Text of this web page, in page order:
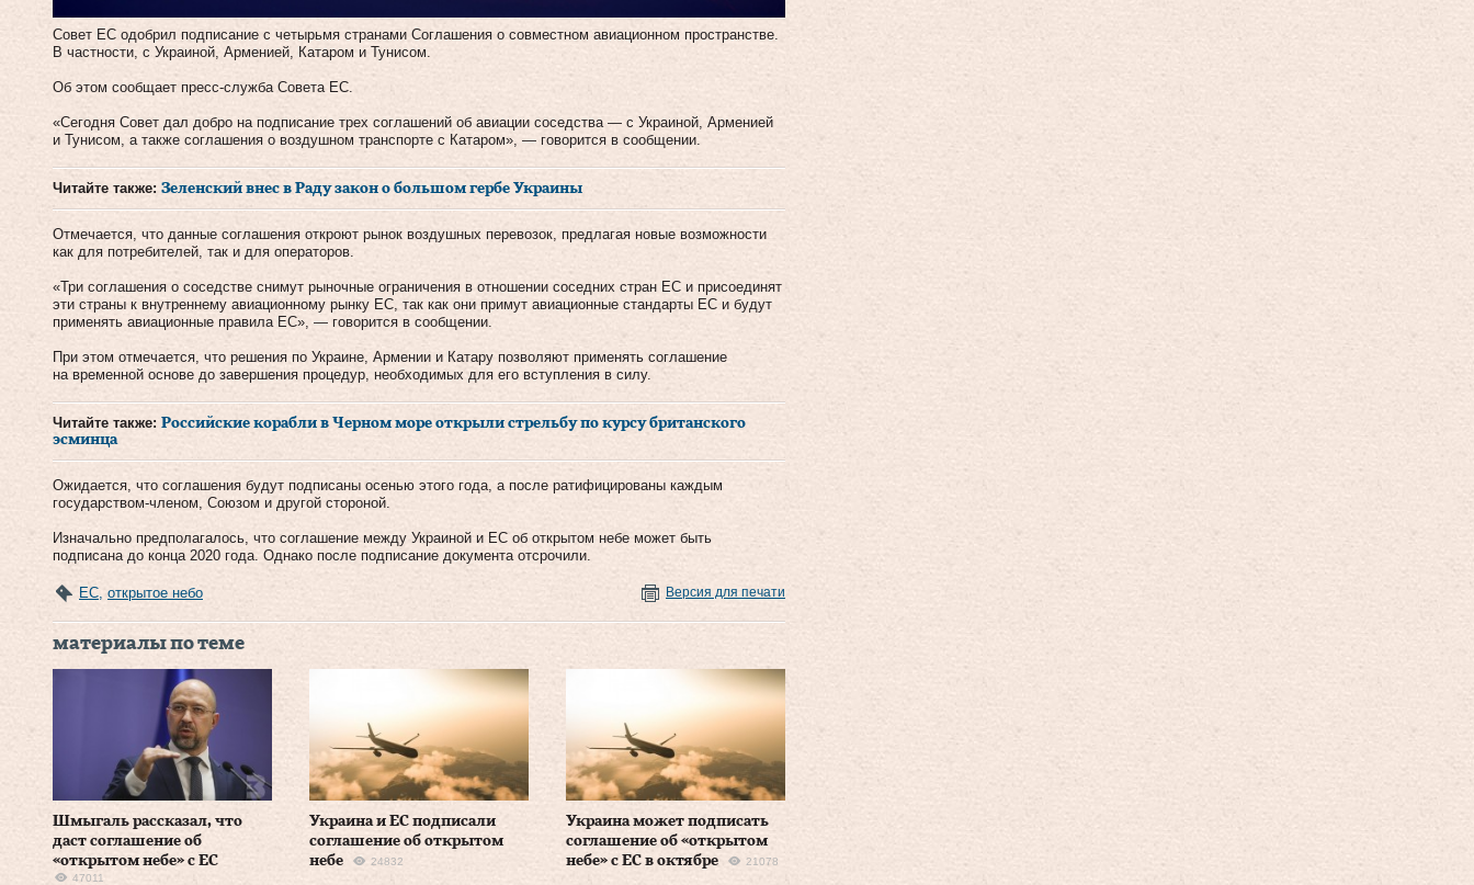
Совет ЕС одобрил подписание с четырьмя странами Соглашения о совместном авиационном пространстве.
В частности, с Украиной, Арменией, Катаром и Тунисом.
Об этом сообщает пресс-служба Совета ЕС.
«Сегодня Совет дал добро на подписание трех соглашений об авиации соседства — с Украиной, Арменией
и Тунисом, а также соглашения о воздушном транспорте с Катаром», — говорится в сообщении.
Читайте также: Зеленский внес в Раду закон о большом гербе Украины
Отмечается, что данные соглашения откроют рынок воздушных перевозок, предлагая новые возможности
как для потребителей, так и для операторов.
«Три соглашения о соседстве снимут рыночные ограничения в отношении соседних стран ЕС и присоединят
эти страны к внутреннему авиационному рынку ЕС, так как они примут авиационные стандарты ЕС и будут
применять авиационные правила ЕС», — говорится в сообщении.
При этом отмечается, что решения по Украине, Армении и Катару позволяют применять соглашение
на временной основе до завершения процедур, необходимых для его вступления в силу.
Читайте также: Российские корабли в Черном море открыли стрельбу по курсу британского
эсминца
Ожидается, что соглашения будут подписаны осенью этого года, а после ратифицированы каждым
государством-членом, Союзом и другой стороной.
Изначально предполагалось, что соглашение между Украиной и ЕС об открытом небе может быть
подписана до конца 2020 года. Однако после подписание документа отсрочили.
ЕС открытое небо Версия для печати
материалы по теме
Шмыгаль рассказал, что
даст соглашение об
«открытом небе» с ЕС
47011
Украина и ЕС подписали
соглашение об открытом
небе
24832
Украина может подписать
соглашение об «открытом
небе» с ЕС в октябре
21078